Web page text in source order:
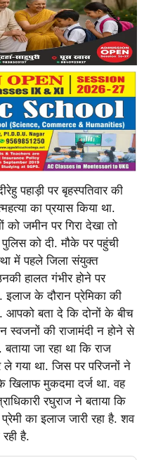
पहाड़ी पर बृहस्पतिवार की
का प्रयास किया था.
जमीन पर गिरा देखा तो
को दी. मौके पर पहुंची
में पहले जिला संयुक्त
हालत गंभीर होने पर
इलाज के दौरान प्रेमिका की
आपको बता दे कि दोनों के बीच
की राजामंदी न होने से
जा रहा था कि राज
ले गया था. जिस पर परिजनों ने
खिलाफ मुकदमा दर्ज था. वह
रघुराज ने बताया कि
का इलाज जारी रहा है. शव
है.